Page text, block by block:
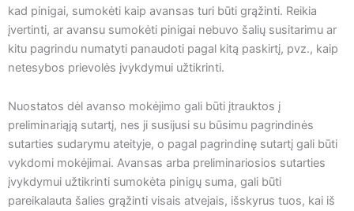
kad pinigai, sumokėti kaip avansas turi būti grąžinti. Reikia
įvertinti, ar avansu sumokėti pinigai nebuvo šalių susitarimu ar
kitu pagrindu numatyti panaudoti pagal kitą paskirtį, pvz., kaip
netesybos prievolės įvykdymui užtikrinti.
Nuostatos dėl avanso mokėjimo gali būti įtrauktos į
preliminariąją sutartį, nes ji susijusi su būsimu pagrindinės
sutarties sudarymu ateityje, o pagal pagrindinę sutartį gali būti
vykdomi mokėjimai. Avansas arba preliminariosios sutarties
įvykdymui užtikrinti sumokėta pinigų suma, gali būti
pareikalauta šalies grąžinti visais atvejais, išskyrus tuos, kai iš